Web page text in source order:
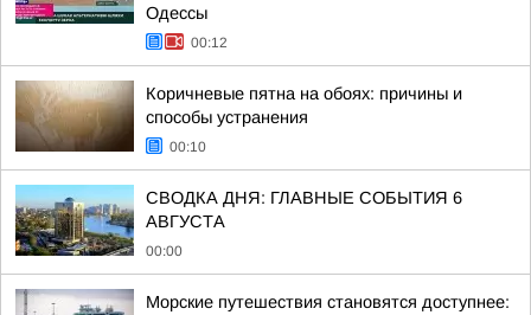
Одессы
00:12
Коричневые пятна на обоях: причины и
способы устранения
00:10
СВОДКА ДНЯ: ГЛАВНЫЕ СОБЫТИЯ 6
АВГУСТА
00:00
Морские путешествия становятся доступнее: